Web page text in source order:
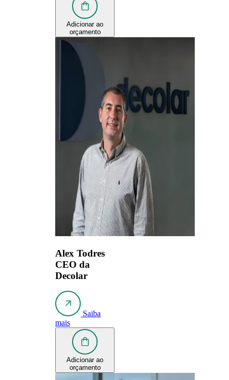
Adicionar ao
orçamento
Alex Todres
CEO da
Decolar
Saiba
mais
Adicionar ao
orçamento